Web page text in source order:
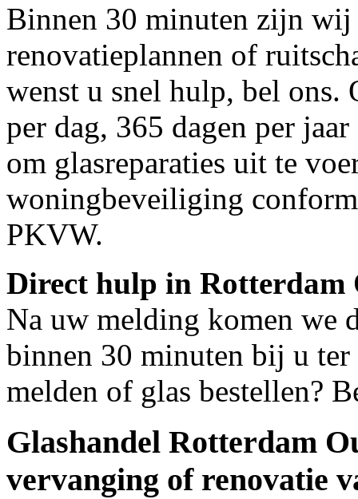
Binnen 30 minuten zijn wij
renovatieplannen of
wenst u snel hulp, bel ons.
per dag, 365 dagen per
om glasreparaties uit te
woningbeveiliging
PKVW.
Direct hulp in Rotterdam
Na uw melding komen we
binnen 30 minuten bij u ter
melden of glas bestellen?
Glashandel Rotterdam
vervanging of renovatie